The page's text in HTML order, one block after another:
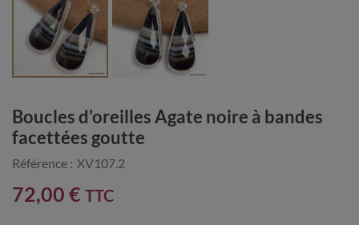
Boucles d'oreilles Agate noire à bandes
facettées goutte
Référence : XV107.2
72,00 € TTC